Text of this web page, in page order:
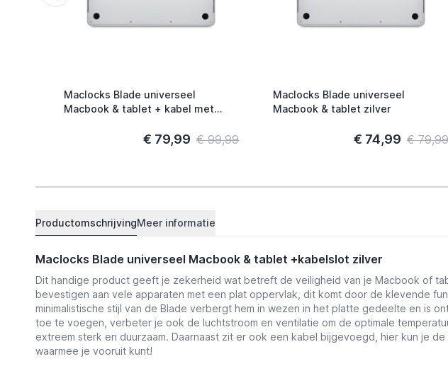
Maclocks Blade universeel
Macbook & tablet + kabel met
€ 79,99 € 99,99
Maclocks Blade universeel
Macbook & tablet zilver
€ 74,99 € 79,99
ProductomschrijvingMeer informatie
Maclocks Blade universeel Macbook & tablet +kabelslot zilver
Dit handige product geeft je zekerheid wat betreft de veiligheid van je Macbook of
bevestigen aan vele apparaten met een plat oppervlak, dit komt door de klevende
minimalistische stijl van de Blade verbergt hem in wezen in het platte gedeelte en is
toe te voegen, verbeter je ook de luchtstroom en ventilatie om de optimale
extreem sterk en duurzaam. Daarnaast zit er ook een kabel bijgevoegd, hier kun je
waarmee je vooruit kunt!